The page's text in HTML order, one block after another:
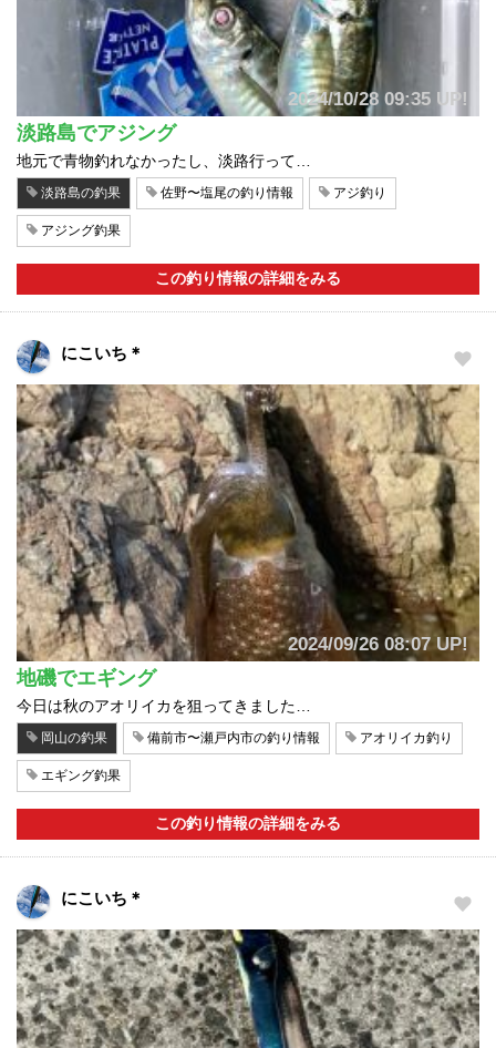
2024/10/28 09:35 UP!
淡路島でアジング
地元で青物釣れなかったし、淡路行って…
淡路島の釣果 佐野〜塩尾の釣り情報 アジ釣り
アジング釣果
この釣り情報の詳細をみる
にこいち＊
2024/09/26 08:07 UP!
地磯でエギング
今日は秋のアオリイカを狙ってきました…
岡山の釣果 備前市〜瀬戸内市の釣り情報 アオリイカ釣り
エギング釣果
この釣り情報の詳細をみる
にこいち＊